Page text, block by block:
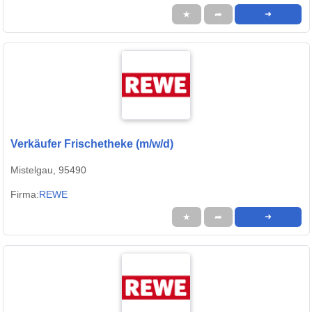
★ ➦ ➜
Verkäufer Frischetheke (m/w/d)
Mistelgau, 95490
Firma:REWE
★ ➦ ➜